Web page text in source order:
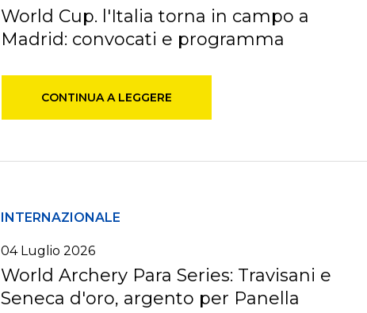
World Cup. l'Italia torna in campo a
Madrid: convocati e programma
CONTINUA A LEGGERE
INTERNAZIONALE
04 Luglio 2026
World Archery Para Series: Travisani e
Seneca d'oro, argento per Panella